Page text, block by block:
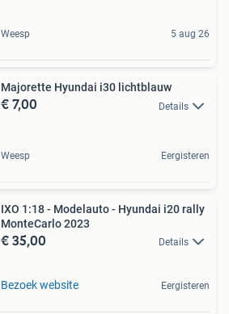
Weesp 5 aug 26
Majorette Hyundai i30 lichtblauw
€ 7,00 Details
Weesp Eergisteren
IXO 1:18 - Modelauto - Hyundai i20 rally
MonteCarlo 2023
€ 35,00 Details
Bezoek website Eergisteren